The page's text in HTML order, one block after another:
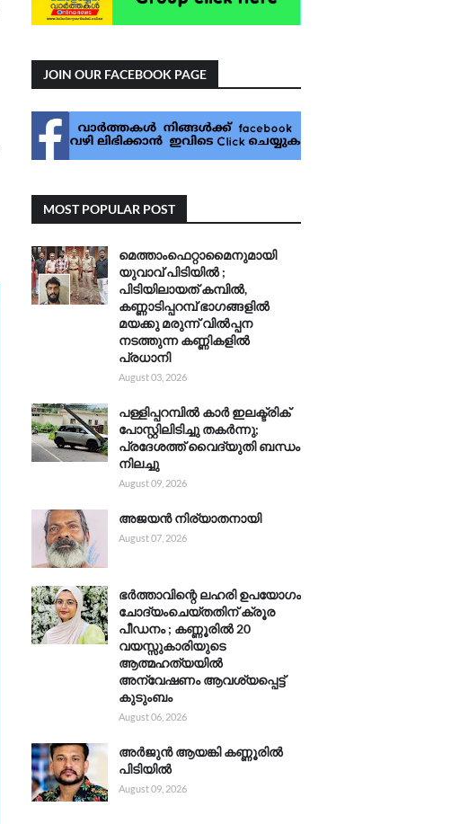
JOIN OUR FACEBOOK PAGE
MOST POPULAR POST
മെത്താംഫെറ്റാമൈനുമായി
യുവാവ് പിടിയിൽ ;
പിടിയിലായത് കമ്പിൽ,
കണ്ണാടിപ്പറമ്പ് ഭാഗങ്ങളിൽ
മയക്കു മരുന്ന് വിൽപ്പന
നടത്തുന്ന കണ്ണികളിൽ
പ്രധാനി
August 03, 2026
പള്ളിപ്പറമ്പിൽ കാർ ഇലക്ട്രിക്
പോസ്റ്റിലിടിച്ചു തകർന്നു;
പ്രദേശത്ത് വൈദ്യുതി ബന്ധം
നിലച്ചു
August 09, 2026
അജയൻ നിര്യാതനായി
August 07, 2026
ഭർത്താവിന്റെ ലഹരി ഉപയോഗം
ചോദ്യംചെയ്തതിന് ക്രൂര
പീഡനം ; കണ്ണൂരിൽ 20
വയസ്സുകാരിയുടെ
ആത്മഹത്യയിൽ
അന്വേഷണം ആവശ്യപ്പെട്ട്
കുടുംബം
August 06, 2026
അർജുൻ ആയങ്കി കണ്ണൂരിൽ
പിടിയിൽ
August 09, 2026